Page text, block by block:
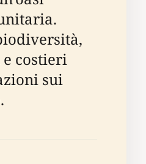
costieri
sui